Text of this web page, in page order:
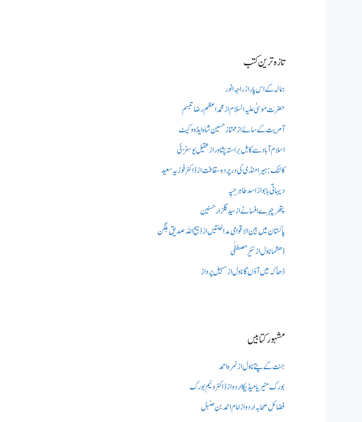
تازہ ترین کتب
ہمالہ کے اس پار از راجہ انور
حضرت موسیٰ علیہ السلام از محمد اعظم رضا تبسم
آمریت کے سائے از ممتاز حسین شاہ ایڈووکیٹ
اسلام آباد سے کابل براستہ پشاور از عقیل یوسفزئی
کالنک: ہیرا منڈی کی در پردہ سقافت از ڈاکٹر فوزیہ سعید
دیہاتی بابو از اسد طاہر جپہ
پتھر چہرے افسانے از سید گلزار حسنین
پاکستان میں بین الاقوامی مداخلتیں از ذبیح اللہ صدیق بلگن
ڈھشما ناول از نئیر مصطفٰی
ڈھاکہ میں آؤں گا ناول از سہیل پرواز
مشہور کتابیں
جنت کے پتے ناول از نمرہ احمد
بورک مٹیریا میڈیکااردو از ڈاکٹر ولیم بورک
فضائل صحابہ اردو از امام احمد بن حنبل